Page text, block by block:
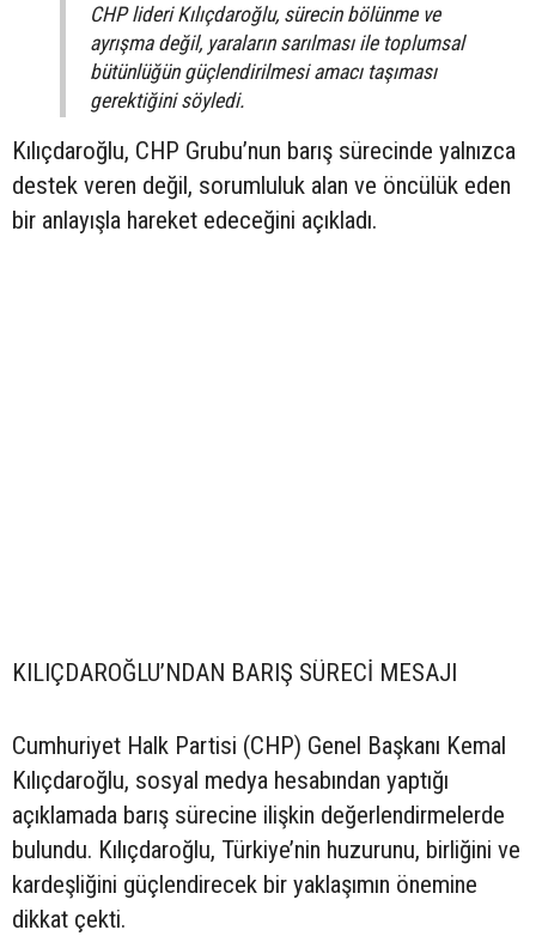
CHP lideri Kılıçdaroğlu, sürecin bölünme ve
ayrışma değil, yaraların sarılması ile toplumsal
bütünlüğün güçlendirilmesi amacı taşıması
gerektiğini söyledi.
Kılıçdaroğlu, CHP Grubu’nun barış sürecinde yalnızca
destek veren değil, sorumluluk alan ve öncülük eden
bir anlayışla hareket edeceğini açıkladı.
KILIÇDAROĞLU’NDAN BARIŞ SÜRECİ MESAJI
Cumhuriyet Halk Partisi (CHP) Genel Başkanı Kemal
Kılıçdaroğlu, sosyal medya hesabından yaptığı
açıklamada barış sürecine ilişkin değerlendirmelerde
bulundu. Kılıçdaroğlu, Türkiye’nin huzurunu, birliğini ve
kardeşliğini güçlendirecek bir yaklaşımın önemine
dikkat çekti.